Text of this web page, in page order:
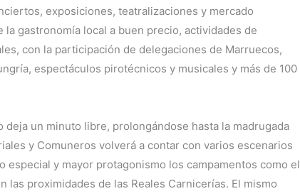
exposiciones, teatralizaciones y mercado
la gastronomía local a buen precio, actividades de
con la participación de delegaciones de Marruecos,
espectáculos pirotécnicos y musicales y más de 100
deja un minuto libre, prolongándose hasta la madrugada
y Comuneros volverá a contar con varios escenarios
especial y mayor protagonismo los campamentos como el
las proximidades de las Reales Carnicerías. El mismo